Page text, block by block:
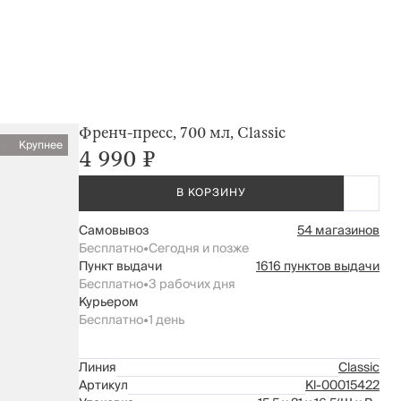
Крупнее
Френч-пресс, 700 мл, Classic
4 990 ₽
В КОРЗИНУ
Самовывоз
54 магазинов
Бесплатно•Сегодня и позже
Пункт выдачи
1616 пунктов выдачи
Бесплатно•3 рабочих дня
Курьером
Бесплатно•1 день
Линия
Classic
Артикул
Kl-00015422